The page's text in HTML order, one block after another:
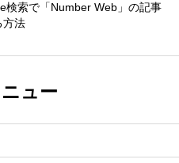
検索で「Number Web」の記事
方法
ュー